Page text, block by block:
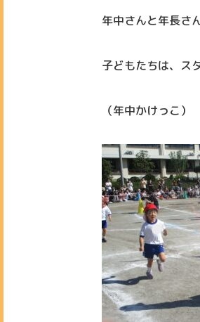
年中さんと年長さ
子どもたちは、ス
（年中かけっこ）